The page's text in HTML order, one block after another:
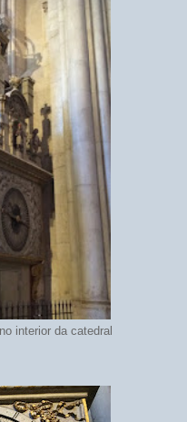
interior da catedral